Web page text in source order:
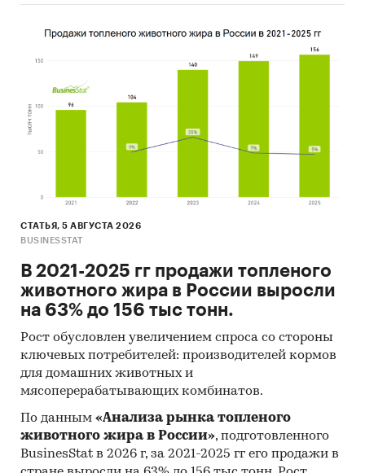
последний месяц, темпы прироста к
аналогичному периоду предыдущего года
Потребительские цены по месяцам, 2021-
2025
годах (max, min цена - среди цен по
регионам федерального округа)
2025 в федеральном округе
Уровень инфляции на товар (услугу)в ФО к
декабрю предыдущего года в сравнении с
общей инфляцией, 2002-2025
Инфляция на товар в ФО в сравнении с
общей инфляцией за месяц. Данные за
2002-2025
Инфляция на товар в ФО в сравнении с
СТАТЬЯ, 5 АВГУСТА 2026
BUSINESSTAT
В 2021-2025 гг продажи топленого
животного жира в России выросли
на 63% до 156 тыс тонн.
Рост обусловлен увеличением спроса со стороны
ключевых потребителей: производителей кормов
для домашних животных и
мясоперерабатывающих комбинатов.
По данным «Анализа рынка топленого
животного жира в России», подготовленного
BusinesStat в 2026 г, за 2021-2025 гг его продажи в